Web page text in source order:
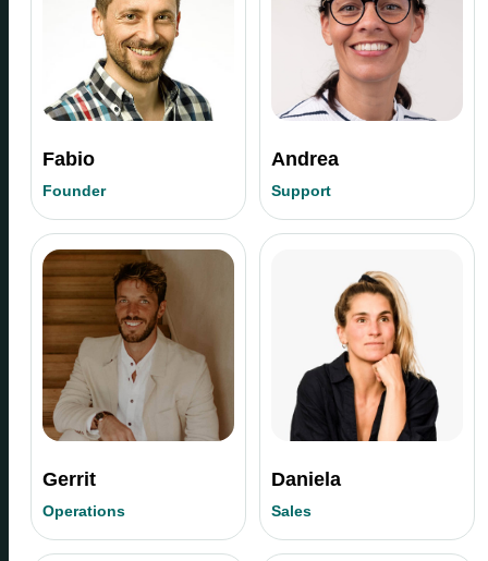
Fabio
Founder
Andrea
Support
Gerrit
Operations
Daniela
Sales